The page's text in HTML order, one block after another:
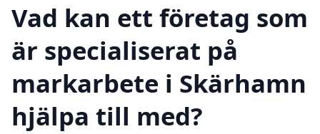
Vad kan ett företag som
är specialiserat på
markarbete i Skärhamn
hjälpa till med?